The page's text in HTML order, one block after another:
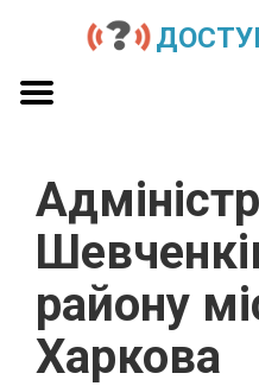
району
Харкова